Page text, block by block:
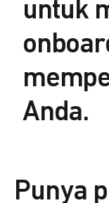
untuk
Anda.
Punya